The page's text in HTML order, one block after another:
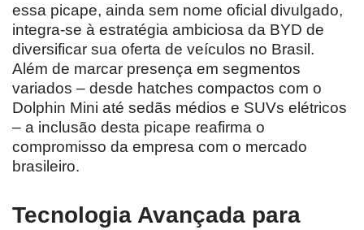
essa picape, ainda sem nome oficial divulgado,
integra-se à estratégia ambiciosa da BYD de
diversificar sua oferta de veículos no Brasil.
Além de marcar presença em segmentos
variados – desde hatches compactos com o
Dolphin Mini até sedãs médios e SUVs elétricos
– a inclusão desta picape reafirma o
compromisso da empresa com o mercado
brasileiro.
Tecnologia Avançada para